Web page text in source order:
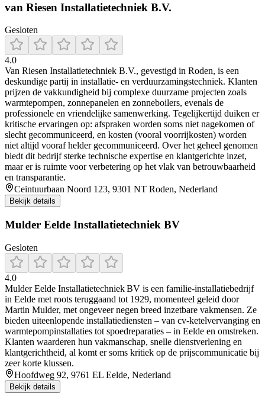
van Riesen Installatietechniek B.V.
Gesloten
4.0
Van Riesen Installatietechniek B.V., gevestigd in Roden, is een
deskundige partij in installatie- en verduurzamingstechniek. Klanten
prijzen de vakkundigheid bij complexe duurzame projecten zoals
warmtepompen, zonnepanelen en zonneboilers, evenals de
professionele en vriendelijke samenwerking. Tegelijkertijd duiken er
kritische ervaringen op: afspraken worden soms niet nagekomen of
slecht gecommuniceerd, en kosten (vooral voorrijkosten) worden
niet altijd vooraf helder gecommuniceerd. Over het geheel genomen
biedt dit bedrijf sterke technische expertise en klantgerichte inzet,
maar er is ruimte voor verbetering op het vlak van betrouwbaarheid
en transparantie.
Ceintuurbaan Noord 123, 9301 NT Roden, Nederland
Bekijk details
Mulder Eelde Installatietechniek BV
Gesloten
4.0
Mulder Eelde Installatietechniek BV is een familie‑installatiebedrijf
in Eelde met roots teruggaand tot 1929, momenteel geleid door
Martin Mulder, met ongeveer negen breed inzetbare vakmensen. Ze
bieden uiteenlopende installatiediensten – van cv‑ketelvervanging en
warmtepompinstallaties tot spoedreparaties – in Eelde en omstreken.
Klanten waarderen hun vakmanschap, snelle dienstverlening en
klantgerichtheid, al komt er soms kritiek op de prijscommunicatie bij
zeer korte klussen.
Hoofdweg 92, 9761 EL Eelde, Nederland
Bekijk details